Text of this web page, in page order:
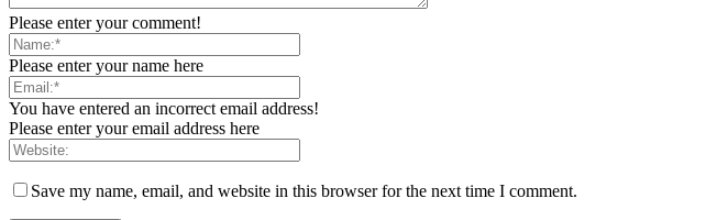
Please enter your comment!
Please enter your name here
You have entered an incorrect email address!
Please enter your email address here
Save my name, email, and website in this browser for the next time I comment.